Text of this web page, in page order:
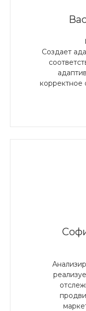
Создает
корректное